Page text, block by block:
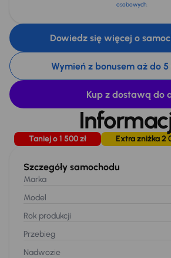
osobowych.
Dowiedz się więcej o
Wymień z bonusem aż do 5
Kup z dostawą do
Taniej o 1 500 zł Extra zniżka 2
Szczegóły samochodu
Marka
Model
Rok produkcji
Przebieg
Nadwozie